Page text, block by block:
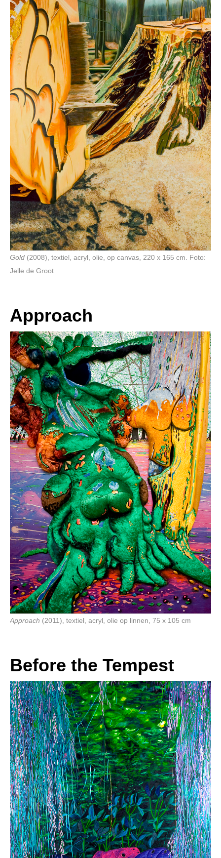
Gold (2008), textiel, acryl, olie, op canvas, 220 x 165 cm. Foto:
Jelle de Groot
Approach
Approach (2011), textiel, acryl, olie op linnen, 75 x 105 cm
Before the Tempest